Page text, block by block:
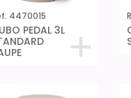
4470015
PEDAL 3L